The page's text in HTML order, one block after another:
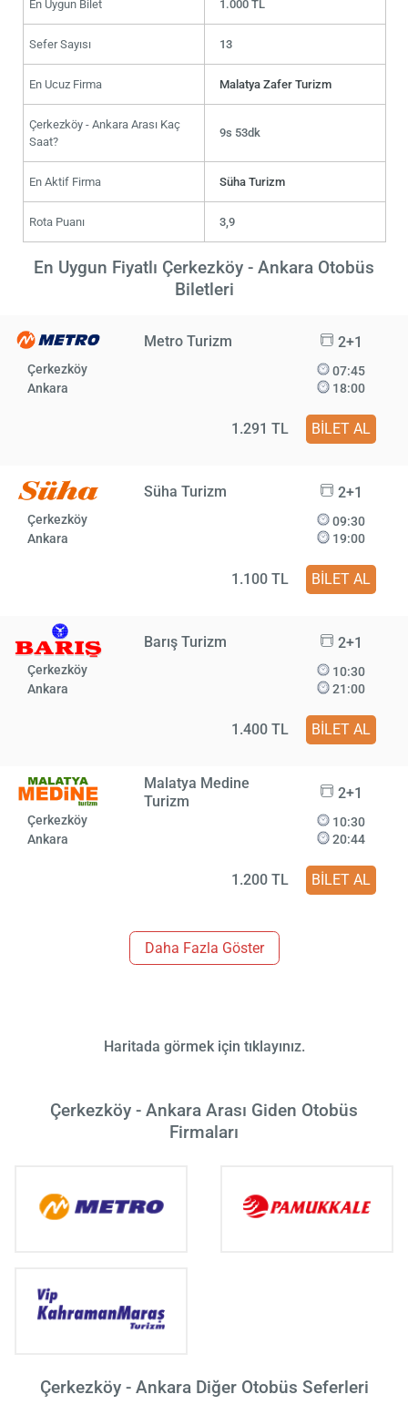
En Uygun Bilet 1.000 TL
Sefer Sayısı 13
En Ucuz Firma Malatya Zafer Turizm
Çerkezköy - Ankara Arası Kaç
Saat?
9s 53dk
En Aktif Firma Süha Turizm
Rota Puanı 3,9
En Uygun Fiyatlı Çerkezköy - Ankara Otobüs
Biletleri
Metro Turizm 2+1
Çerkezköy
Ankara
07:45
18:00
1.291 TL BİLET AL
Süha Turizm 2+1
Çerkezköy
Ankara
09:30
19:00
1.100 TL BİLET AL
Barış Turizm 2+1
Çerkezköy
Ankara
10:30
21:00
1.400 TL BİLET AL
Malatya Medine
Turizm
2+1
Çerkezköy
Ankara
10:30
20:44
1.200 TL BİLET AL
Daha Fazla Göster
Haritada görmek için tıklayınız.
Çerkezköy - Ankara Arası Giden Otobüs
Firmaları
Çerkezköy - Ankara Diğer Otobüs Seferleri